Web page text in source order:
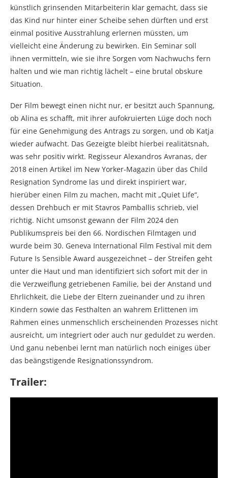
künstlich grinsenden Mitarbeiterin klar gemacht, dass sie
das Kind nur hinter einer Scheibe sehen dürften und erst
einmal positive Ausstrahlung erlernen müssten, um
vielleicht eine Änderung zu bewirken. Ein Seminar soll
ihnen vermitteln, wie sie ihre Sorgen vom Nachwuchs fern
halten und wie man richtig lächelt – eine brutal obskure
Situation.
Der Film bewegt einen nicht nur, er besitzt auch Spannung,
ob Alina es schafft, mit ihrer aufokruierten Lüge doch noch
für eine Genehmigung des Antrags zu sorgen, und ob Katja
wieder aufwacht. Das Gezeigte bleibt hierbei realitätsnah,
was sehr positiv wirkt. Regisseur Alexandros Avranas, der
2018 einen Artikel im New Yorker-Magazin über das Child
Resignation Syndrome las und direkt inspiriert war,
hierüber einen Film zu machen, macht mit „Quiet Life“,
dessen Drehbuch er mit Stavros Pamballis schrieb, viel
richtig. Nicht umsonst gewann der Film 2024 den
Publikumspreis bei den 66. Nordischen Filmtagen und
wurde beim 30. Geneva International Film Festival mit dem
Future Is Sensible Award ausgezeichnet – der Streifen geht
unter die Haut und man identifiziert sich sofort mit der in
die Verzweiflung getriebenen Familie, bei der Anstand und
Ehrlichkeit, die Liebe der Eltern zueinander und zu ihren
Kindern sowie das Festhalten an wahrem Erlittenen im
Rahmen eines unmenschlich erscheinenden Prozesses nicht
ausreicht, um integriert oder auch nur geduldet zu werden.
Und ganu nebenbei lernt man natürlich noch einiges über
das beängstigende Resignationssyndrom.
Trailer: